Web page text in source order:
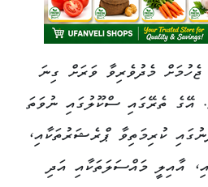
މެދުވެރިވާ ވަރަށް ގިނަ
އޭގެ ތެރޭގައި ސްކޫލުގައި ނުވަތަ
ކުރިމަތިވާ ޕްރެޝަރުތަކާއި،
އާއިލީ މައްސަލަތަކާއި އަދި